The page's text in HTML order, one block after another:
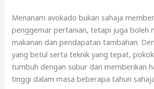
Menanam avokado bukan sahaja
penggemar pertanian, tetapi juga boleh
makanan dan pendapatan tambahan.
yang betul serta teknik yang tepat,
tumbuh dengan subur dan memberikan
tinggi dalam masa beberapa tahun